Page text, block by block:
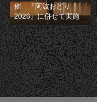
催 『阿波おどり
2026』に併せて実施